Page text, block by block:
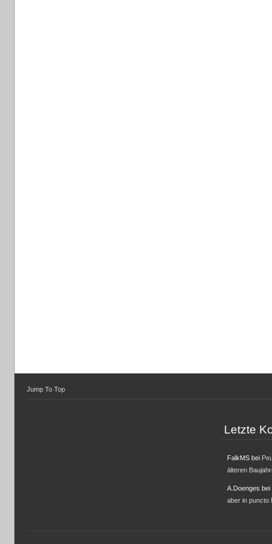
Jump To Top
Letzte
FalkMSbei
älteren
A.Doenges bei
aber in puncto